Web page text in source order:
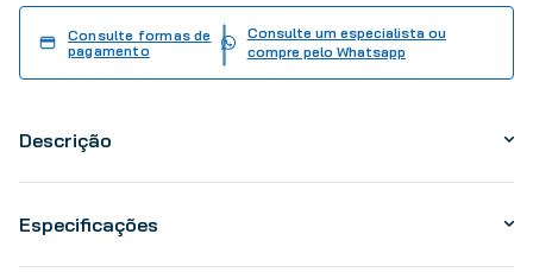
Consulte formas de
pagamento
Consulte um especialista ou
compre pelo Whatsapp
Descrição
Especificações